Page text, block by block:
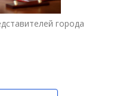
города